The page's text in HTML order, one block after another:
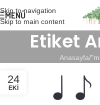
Skip to navigation
Skip to main content
MENÜ
Etiket
Anasayfa
24
EKI